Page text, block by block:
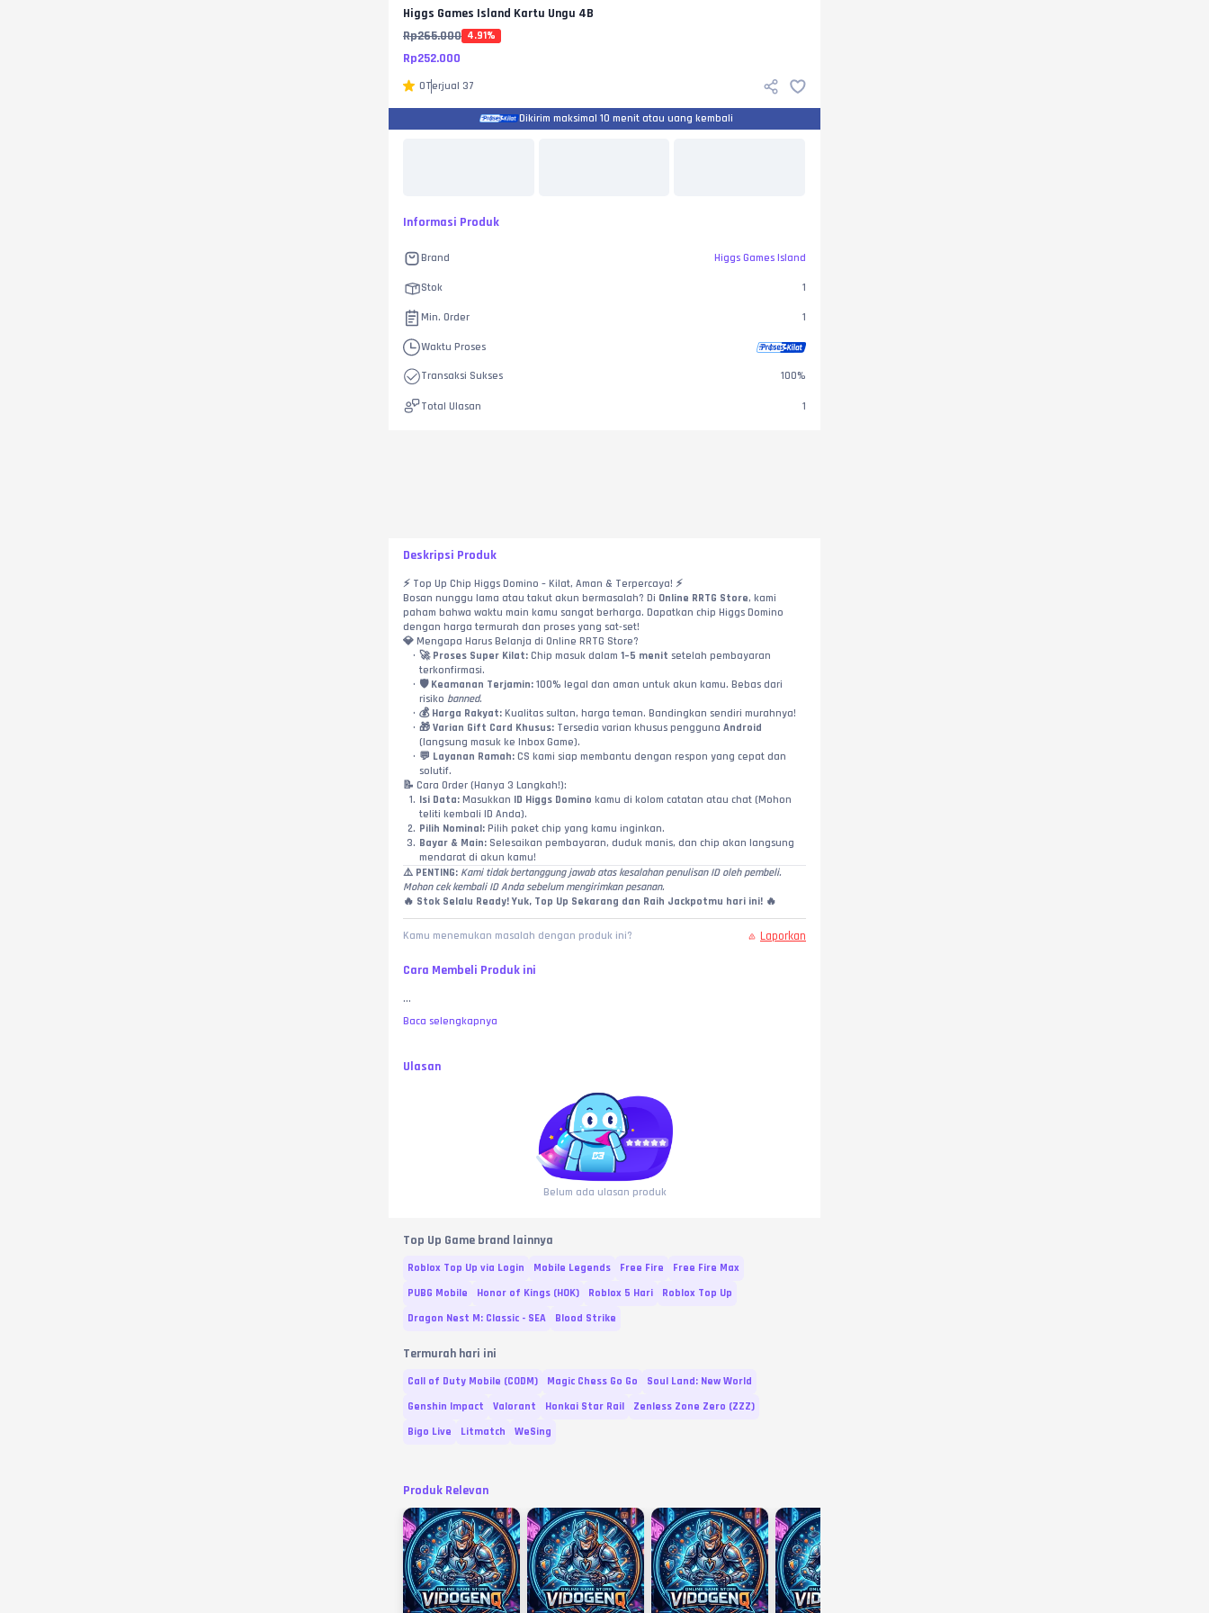
Higgs Games Island Kartu Ungu 4B
Rp265.000 4.91%
Rp252.000
0Terjual 37
Dikirim maksimal 10 menit atau uang kembali
Informasi Produk
Brand Higgs Games Island
Stok 1
Min. Order 1
Waktu Proses
Transaksi Sukses 100%
Total Ulasan 1
Deskripsi Produk
⚡ Top Up Chip Higgs Domino – Kilat, Aman & Terpercaya! ⚡
Bosan nunggu lama atau takut akun bermasalah? Di Online RRTG Store, kami
paham bahwa waktu main kamu sangat berharga. Dapatkan chip Higgs Domino
dengan harga termurah dan proses yang sat-set!
💎 Mengapa Harus Belanja di Online RRTG Store?
🚀 Proses Super Kilat: Chip masuk dalam 1–5 menit setelah pembayaran
terkonfirmasi.
🛡️ Keamanan Terjamin: 100% legal dan aman untuk akun kamu. Bebas dari
risiko banned.
💰 Harga Rakyat: Kualitas sultan, harga teman. Bandingkan sendiri murahnya!
🎁 Varian Gift Card Khusus: Tersedia varian khusus pengguna Android
(langsung masuk ke Inbox Game).
💬 Layanan Ramah: CS kami siap membantu dengan respon yang cepat dan
solutif.
📝 Cara Order (Hanya 3 Langkah!):
Isi Data: Masukkan ID Higgs Domino kamu di kolom catatan atau chat (Mohon
teliti kembali ID Anda).
Pilih Nominal: Pilih paket chip yang kamu inginkan.
Bayar & Main: Selesaikan pembayaran, duduk manis, dan chip akan langsung
mendarat di akun kamu!
⚠️ PENTING: Kami tidak bertanggung jawab atas kesalahan penulisan ID oleh pembeli.
Mohon cek kembali ID Anda sebelum mengirimkan pesanan.
🔥 Stok Selalu Ready! Yuk, Top Up Sekarang dan Raih Jackpotmu hari ini! 🔥
Kamu menemukan masalah dengan produk ini? Laporkan
Cara Membeli Produk ini
...
Baca selengkapnya
Ulasan
Belum ada ulasan produk
Top Up Game brand lainnya
Roblox Top Up via Login Mobile Legends Free Fire
Free Fire Max
PUBG Mobile
Honor of Kings (HOK) Roblox 5 Hari
Roblox Top Up
Dragon Nest M: Classic - SEA
Blood Strike
Termurah hari ini
Call of Duty Mobile (CODM) Magic Chess Go Go
Soul Land: New World
Genshin Impact
Valorant Honkai Star Rail
Zenless Zone Zero (ZZZ)
Bigo Live
Litmatch WeSing
Produk Relevan